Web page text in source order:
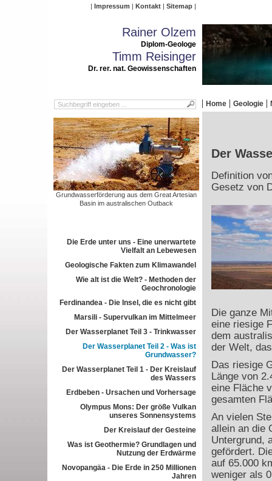
Impressum Kontakt Sitemap
Rainer Olzem
Diplom-Geologe
Timm Reisinger
Dr. rer. nat. Geowissenschaften
Home Geologie
Grundwasserförderung aus dem Great Artesian
Basin im australischen Outback
Die Erde unter uns - Eine unerwartete
Vielfalt an Lebewesen
Geologische Fakten zum Klimawandel
Wie alt ist die Welt? - Methoden der
Geochronologie
Ferdinandea - Die Insel, die es nicht gibt
Marsili - Supervulkan im Mittelmeer
Der Wasserplanet Teil 3 - Trinkwasser
Der Wasserplanet Teil 2 - Was ist
Grundwasser?
Der Wasserplanet Teil 1 - Der Kreislauf
des Wassers
Erdbeben - Ursachen und Vorhersage
Olympus Mons: Der größe Vulkan
unseres Sonnensystems
Der Kreislauf der Gesteine
Was ist Geothermie? Grundlagen und
Nutzung der Erdwärme
Novopangäa - Die Erde in 250 Millionen
Jahren
Der
Definition
Gesetz von
Die ganze
eine riesige
dem
der Welt,
Das riesige
Länge von
eine Fläche
gesamten
An vielen
allein an die
Untergrund,
gefördert.
auf 65.000
weniger als